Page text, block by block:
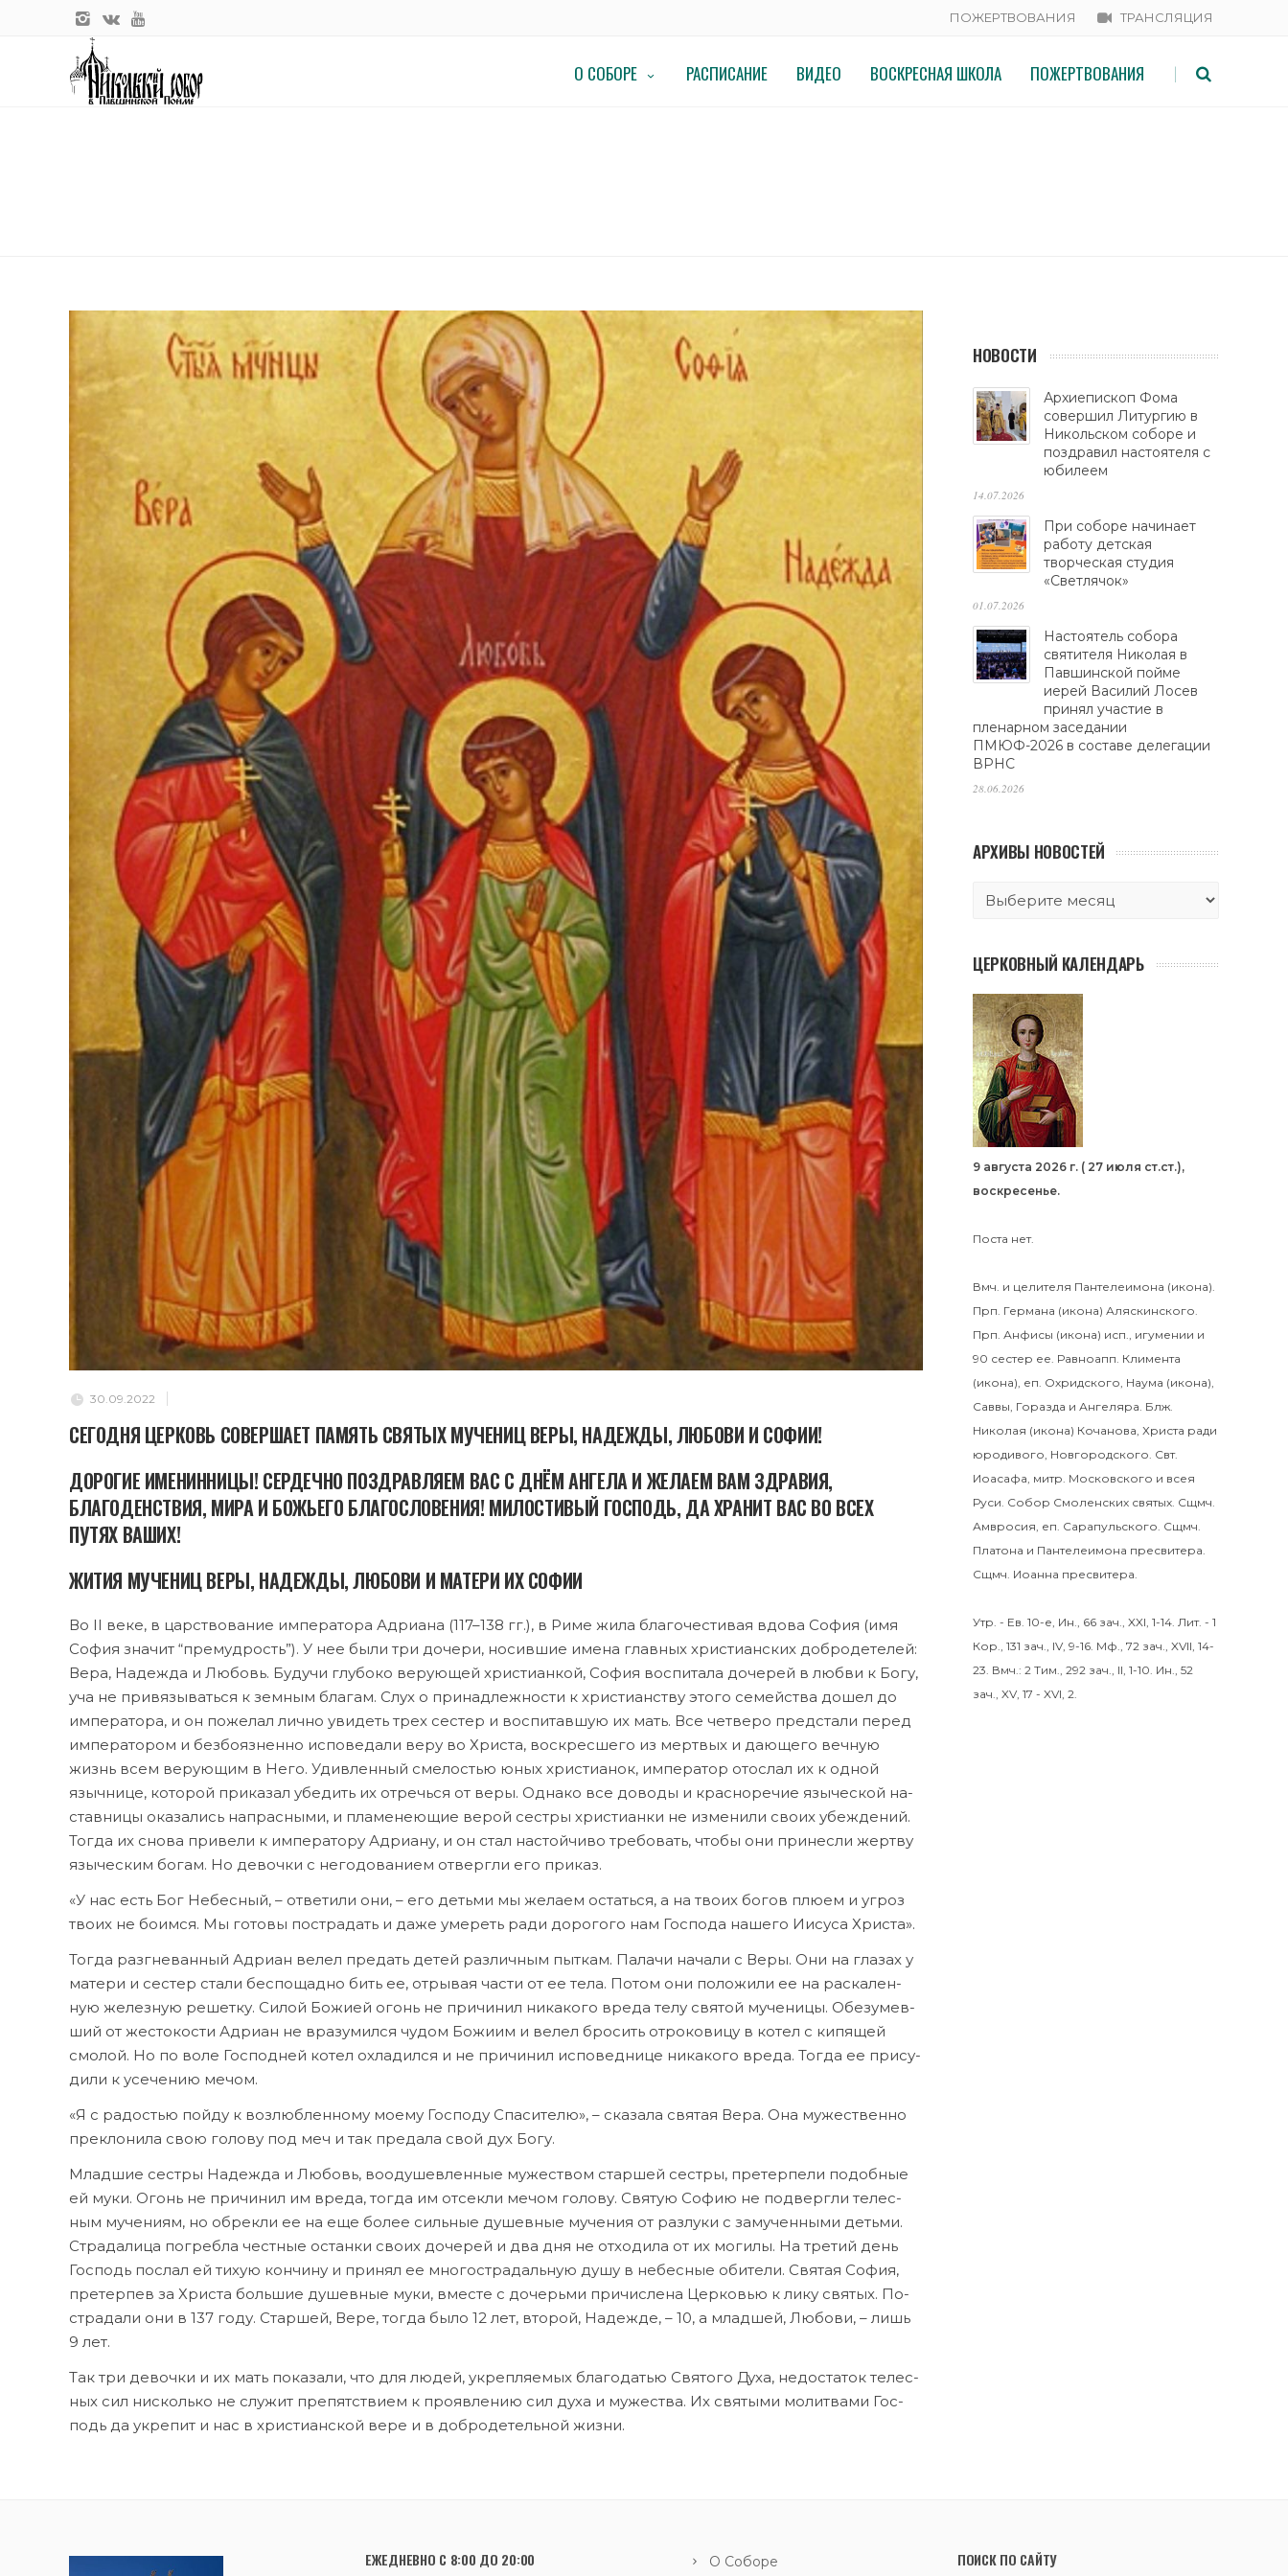
ТРАНСЛЯЦИЯ
ПОЖЕРТВОВАНИЯ
О СОБОРЕ РАСПИСАНИЕ ВИДЕО ВОСКРЕСНАЯ ШКОЛА ПОЖЕРТВОВАНИЯ |
30.09.2022
СЕГОДНЯ ЦЕРКОВЬ СОВЕРШАЕТ ПАМЯТЬ СВЯТЫХ МУЧЕНИЦ ВЕРЫ, НАДЕЖДЫ, ЛЮБОВИ И СОФИИ!
ДОРОГИЕ ИМЕНИННИЦЫ! СЕРДЕЧНО ПОЗДРАВЛЯЕМ ВАС С ДНЁМ АНГЕЛА И ЖЕЛАЕМ ВАМ ЗДРАВИЯ,
БЛАГОДЕНСТВИЯ, МИРА И БОЖЬЕГО БЛАГОСЛОВЕНИЯ! МИЛОСТИВЫЙ ГОСПОДЬ, ДА ХРАНИТ ВАС ВО ВСЕХ
ПУТЯХ ВАШИХ!
ЖИТИЯ МУЧЕНИЦ ВЕРЫ, НАДЕЖДЫ, ЛЮБОВИ И МАТЕРИ ИХ СОФИИ
Во II ве­ке, в цар­ство­ва­ние им­пе­ра­то­ра Адри­а­на (117–138 гг.), в Ри­ме жи­ла бла­го­че­сти­вая вдо­ва Со­фия (имя
Со­фия зна­чит “пре­муд­рость”). У нее бы­ли три до­че­ри, но­сив­шие име­на глав­ных хри­сти­ан­ских доб­ро­де­те­лей:
Ве­ра, На­деж­да и Лю­бовь. Бу­дучи глу­бо­ко ве­ру­ю­щей хри­сти­ан­кой, Со­фия вос­пи­та­ла до­че­рей в люб­ви к Бо­гу,
уча не при­вя­зы­вать­ся к зем­ным бла­гам. Слух о при­над­леж­но­сти к хри­сти­ан­ству это­го се­мей­ства до­шел до
им­пе­ра­то­ра, и он по­же­лал лич­но уви­деть трех се­стер и вос­пи­тав­шую их мать. Все чет­ве­ро пред­ста­ли пе­ред
им­пе­ра­то­ром и без­бо­яз­нен­но ис­по­ве­да­ли ве­ру во Хри­ста, вос­крес­ше­го из мерт­вых и да­ю­ще­го веч­ную
жизнь всем ве­ру­ю­щим в Него. Удив­лен­ный сме­ло­стью юных хри­сти­а­нок, им­пе­ра­тор ото­слал их к од­ной
языч­ни­це, ко­то­рой при­ка­зал убе­дить их от­речь­ся от ве­ры. Од­на­ко все до­во­ды и крас­но­ре­чие язы­че­ской на­
став­ни­цы ока­за­лись на­прас­ны­ми, и пла­ме­не­ю­щие ве­рой сест­ры хри­сти­ан­ки не из­ме­ни­ли сво­их убеж­де­ний.
То­гда их сно­ва при­ве­ли к им­пе­ра­то­ру Адри­а­ну, и он стал на­стой­чи­во тре­бо­вать, чтобы они при­нес­ли жерт­ву
язы­че­ским бо­гам. Но де­воч­ки с него­до­ва­ни­ем от­верг­ли его при­каз.
«У нас есть Бог Небес­ный, – от­ве­тили они, – его детьми мы же­ла­ем остать­ся, а на тво­их бо­гов плю­ем и угроз
тво­их не бо­им­ся. Мы го­то­вы по­стра­дать и да­же уме­реть ра­ди до­ро­го­го нам Гос­по­да на­ше­го Иису­са Хри­ста».
То­гда раз­гне­ван­ный Адри­ан ве­лел пре­дать де­тей раз­лич­ным пыт­кам. Па­ла­чи на­ча­ли с Ве­ры. Они на гла­зах у
ма­те­ри и се­стер ста­ли бес­по­щад­но бить ее, от­ры­вая ча­сти от ее те­ла. По­том они по­ло­жи­ли ее на рас­ка­лен­
ную же­лез­ную ре­шет­ку. Си­лой Бо­жи­ей огонь не при­чи­нил ни­ка­ко­го вре­да те­лу свя­той му­че­ни­цы. Обе­зу­мев­
ший от же­сто­ко­сти Адри­ан не вра­зу­мил­ся чу­дом Бо­жи­им и ве­лел бро­сить от­ро­ко­ви­цу в ко­тел с ки­пя­щей
смо­лой. Но по во­ле Гос­под­ней ко­тел охла­дил­ся и не при­чи­нил ис­по­вед­ни­це ни­ка­ко­го вре­да. То­гда ее при­су­
ди­ли к усе­че­нию ме­чом.
«Я с ра­до­стью пой­ду к воз­люб­лен­но­му мо­е­му Гос­по­ду Спа­си­те­лю», – ска­за­ла свя­тая Ве­ра. Она му­же­ствен­но
пре­кло­ни­ла свою го­ло­ву под меч и так пре­да­ла свой дух Бо­гу.
Млад­шие сест­ры На­деж­да и Лю­бовь, во­оду­шев­лен­ные му­же­ством стар­шей сест­ры, пре­тер­пе­ли по­доб­ные
ей му­ки. Огонь не при­чи­нил им вре­да, то­гда им от­сек­ли ме­чом го­ло­ву. Свя­тую Со­фию не под­верг­ли те­лес­
ным му­че­ни­ям, но об­рек­ли ее на еще бо­лее силь­ные ду­шев­ные му­че­ния от раз­лу­ки с за­му­чен­ны­ми детьми.
Стра­да­ли­ца по­греб­ла чест­ные остан­ки сво­их до­че­рей и два дня не от­хо­ди­ла от их мо­ги­лы. На тре­тий день
Гос­подь по­слал ей тихую кон­чи­ну и при­нял ее мно­го­стра­даль­ную ду­шу в небес­ные оби­те­ли. Свя­тая Со­фия,
пре­тер­пев за Хри­ста боль­шие ду­шев­ные му­ки, вме­сте с до­черь­ми при­чис­ле­на Цер­ко­вью к ли­ку свя­тых. По­
стра­да­ли они в 137 го­ду. Стар­шей, Ве­ре, то­гда бы­ло 12 лет, вто­рой, На­деж­де, – 10, а млад­шей, Лю­бо­ви, – лишь
9 лет.
Так три де­воч­ки и их мать по­ка­за­ли, что для лю­дей, укреп­ля­е­мых бла­го­да­тью Свя­то­го Ду­ха, недо­ста­ток те­лес­
ных сил ни­сколь­ко не слу­жит пре­пят­стви­ем к про­яв­ле­нию сил ду­ха и му­же­ства. Их свя­ты­ми мо­лит­ва­ми Гос­
подь да укре­пит и нас в хри­сти­ан­ской ве­ре и в доб­ро­де­тель­ной жиз­ни.
НОВОСТИ
Архиепископ Фома
совершил Литургию в
Никольском соборе и
поздравил настоятеля с
юбилеем
14.07.2026
При соборе начинает
работу детская
творческая студия
«Светлячок»
01.07.2026
Настоятель собора
святителя Николая в
Павшинской пойме
иерей Василий Лосев
принял участие в
пленарном заседании
ПМЮФ-2026 в составе делегации
ВРНС
28.06.2026
АРХИВЫ НОВОСТЕЙ
ЦЕРКОВНЫЙ КАЛЕНДАРЬ
9 августа 2026 г. ( 27 июля ст.ст.),
воскресенье.
Поста нет.
Вмч. и целителя Пантелеимона (икона).
Прп. Германа (икона) Аляскинского.
Прп. Анфисы (икона) исп., игумении и
90 сестер ее. Равноапп. Климента
(икона), еп. Охридского, Наума (икона),
Саввы, Горазда и Ангеляра. Блж.
Николая (икона) Кочанова, Христа ради
юродивого, Новгородского. Свт.
Иоасафа, митр. Московского и всея
Руси. Собор Смоленских святых. Сщмч.
Амвросия, еп. Сарапульского. Сщмч.
Платона и Пантелеимона пресвитера.
Сщмч. Иоанна пресвитера.
Утр. - Ев. 10-е, Ин., 66 зач., XXI, 1-14. Лит. - 1
Кор., 131 зач., IV, 9-16. Мф., 72 зач., XVII, 14-
23. Вмч.: 2 Тим., 292 зач., II, 1-10. Ин., 52
зач., XV, 17 - XVI, 2.
ЕЖЕДНЕВНО С 8:00 ДО 20:00 О Соборе ПОИСК ПО САЙТУ